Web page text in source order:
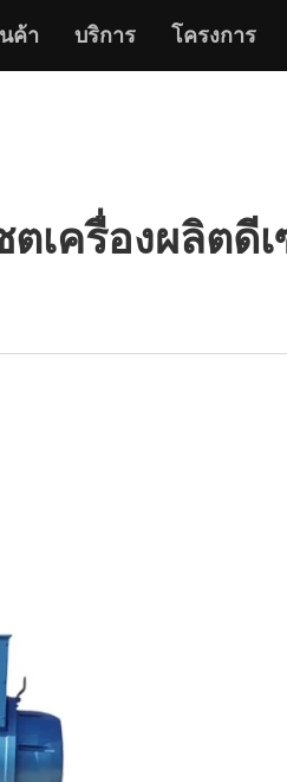
ค้า บริการ โครงการ
ครื่องผลิตดีเ